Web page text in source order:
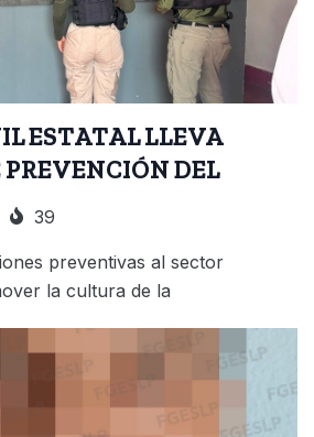
ESTATAL LLEVA
DEL
39
preventivas al sector
la cultura de la